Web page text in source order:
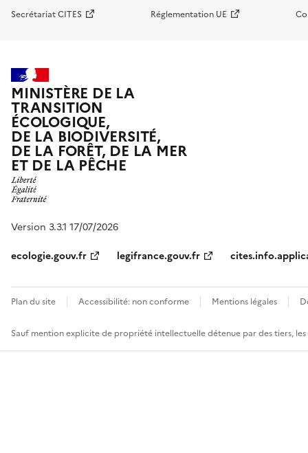
Secrétariat CITES Réglementation UE
MINISTÈRE DE LA
TRANSITION
ÉCOLOGIQUE,
DE LA BIODIVERSITÉ,
DE LA FORÊT, DE LA MER
ET DE LA PÊCHE
Version 3.3.1 17/07/2026
ecologie.gouv.fr
legifrance.gouv.fr
Plan du site Accessibilité: non conforme Mentions légales
Sauf mention explicite de propriété intellectuelle détenue par des tiers,